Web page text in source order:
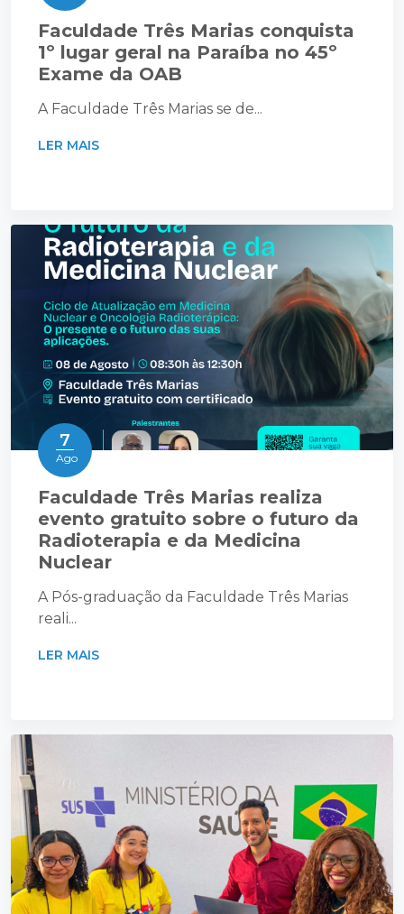
Faculdade Três Marias conquista
1º lugar geral na Paraíba no 45º
Exame da OAB
A Faculdade Três Marias se de...
LER MAIS
7
Ago
Faculdade Três Marias realiza
evento gratuito sobre o futuro da
Radioterapia e da Medicina
Nuclear
A Pós-graduação da Faculdade Três Marias
reali...
LER MAIS